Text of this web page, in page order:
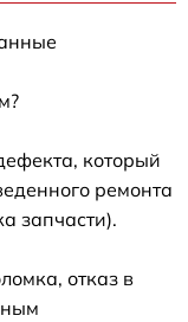
который
ремонта
запчасти).
отказ в